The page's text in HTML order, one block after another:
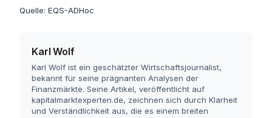
Quelle: EQS-ADHoc
Karl Wolf
Karl Wolf ist ein geschätzter Wirtschaftsjournalist,
bekannt für seine prägnanten Analysen der
Finanzmärkte. Seine Artikel, veröffentlicht auf
kapitalmarktexperten.de, zeichnen sich durch Klarheit
und Verständlichkeit aus, die es einem breiten